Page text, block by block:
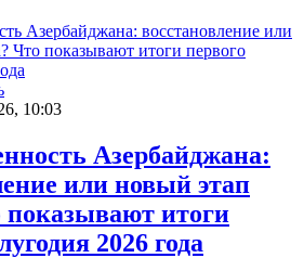
10:03
Азербайджана:
или новый этап
показывают итоги
2026 года